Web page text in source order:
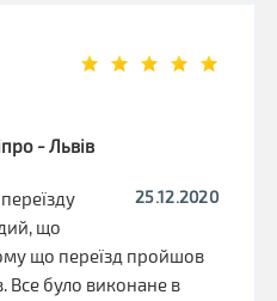
- Львів
25.12.2020
що
що переїзд пройшов
Все було виконане в